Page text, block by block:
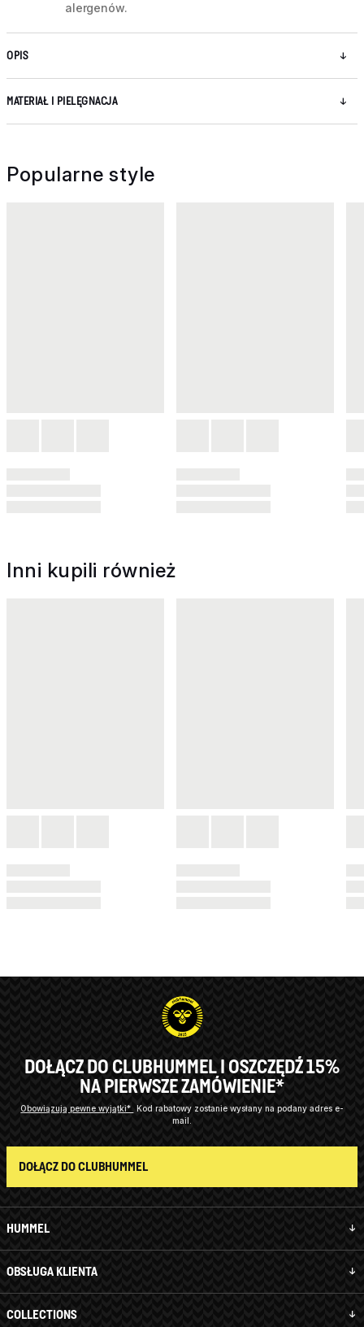
alergenów.
OPIS
MATERIAŁ I PIELĘGNACJA
Popularne style
Inni kupili również
HUMMEL
OBSŁUGA KLIENTA
COLLECTIONS
DOŁĄCZ DO CLUBHUMMEL I OSZCZĘDŹ 15%
NA PIERWSZE ZAMÓWIENIE*
Obowiązują pewne wyjątki* Kod rabatowy zostanie wysłany na podany adres e-
mail.
DOŁĄCZ DO CLUBHUMMEL